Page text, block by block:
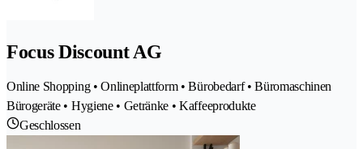
Focus Discount AG
Online Shopping • Onlineplattform • Bürobedarf • Büromaschinen
Bürogeräte • Hygiene • Getränke • Kaffeeprodukte
Geschlossen